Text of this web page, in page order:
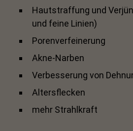
Hautstraffung und
und feine Linien)
Porenverfeinerung
Akne-Narben
Verbesserung von
Altersflecken
mehr Strahlkraft